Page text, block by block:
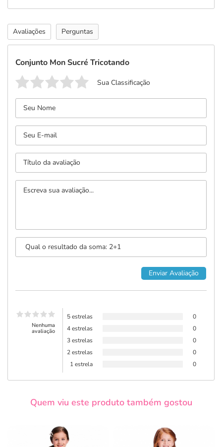
Avaliações Perguntas
Conjunto Mon Sucré Tricotando
Sua Classificação
Nenhuma
avaliação
5 estrelas
0
4 estrelas
0
3 estrelas
0
2 estrelas
0
1 estrela
0
Quem viu este produto também gostou